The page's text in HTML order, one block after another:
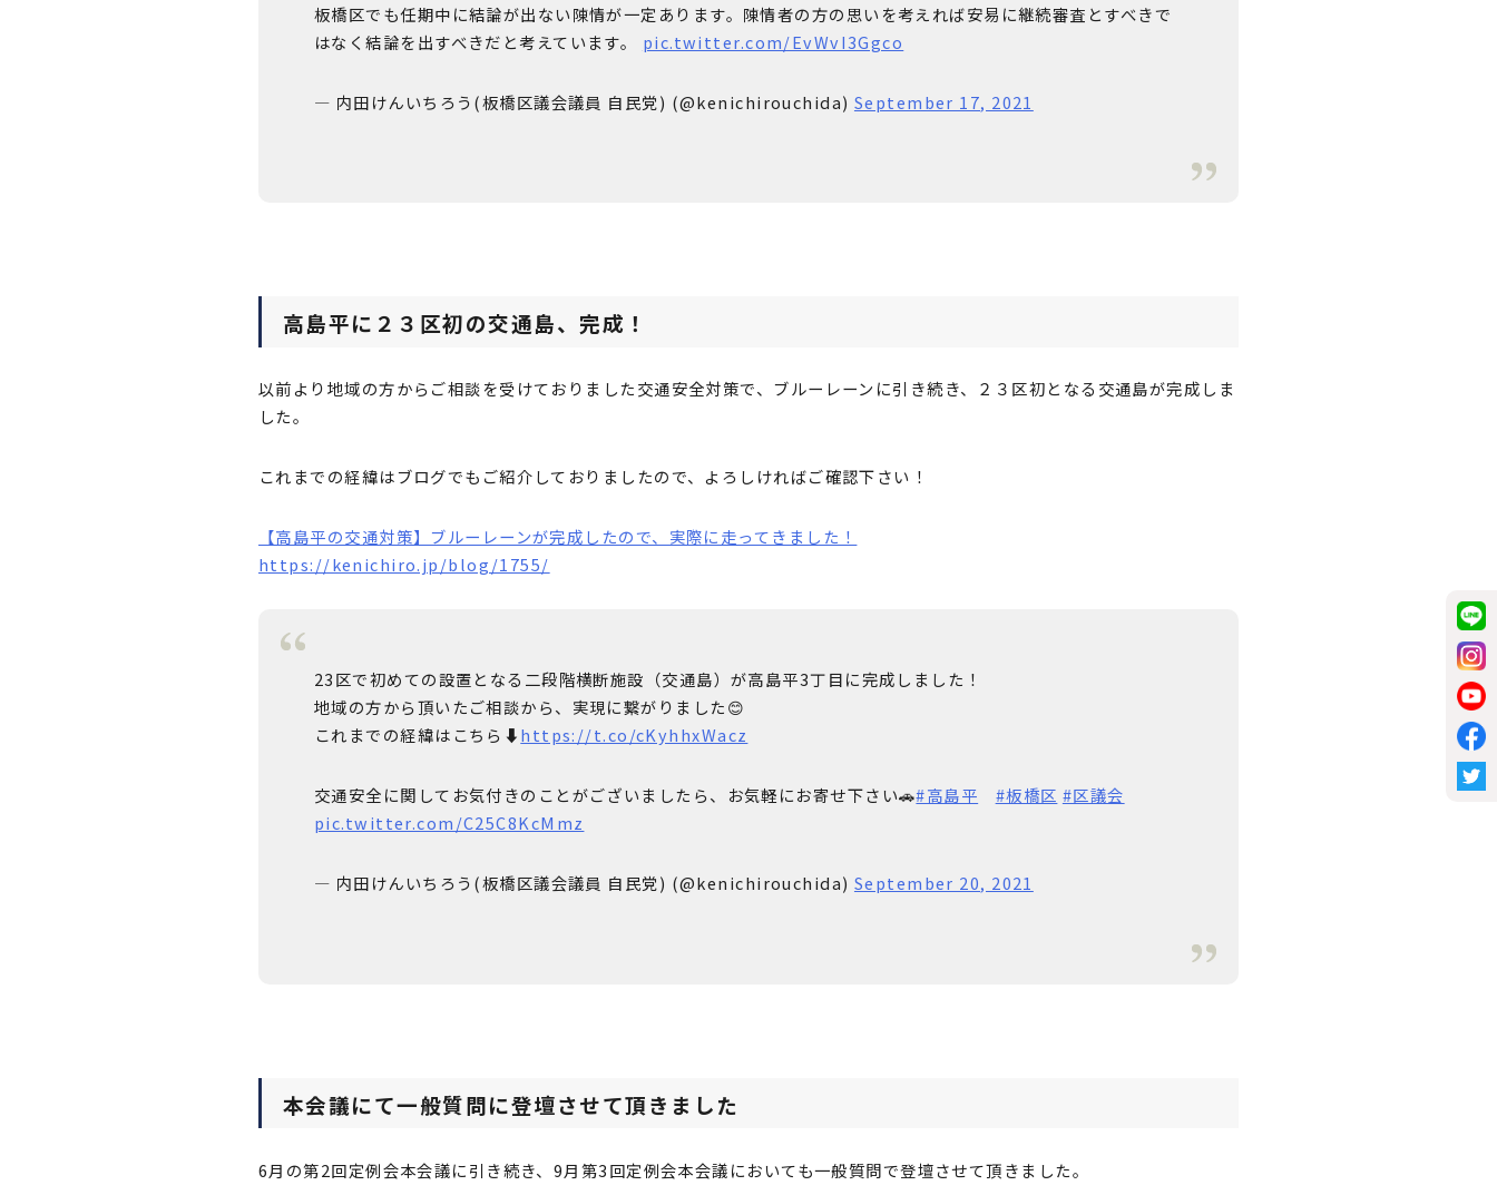
板橋区でも任期中に結論が出ない陳情が一定あります。陳情者の方の思いを考えれば安易に継続審査とすべきで
はなく結論を出すべきだと考えています。 pic.twitter.com/EvWvI3Ggco
— 内田けんいちろう(板橋区議会議員 自民党) (@kenichirouchida) September 17, 2021
高島平に２３区初の交通島、完成！
以前より地域の方からご相談を受けておりました交通安全対策で、ブルーレーンに引き続き、２３区初となる交通島が完成しま
した。
これまでの経緯はブログでもご紹介しておりましたので、よろしければご確認下さい！
【高島平の交通対策】ブルーレーンが完成したので、実際に走ってきました！
https://kenichiro.jp/blog/1755/
23区で初めての設置となる二段階横断施設（交通島）が高島平3丁目に完成しました！
地域の方から頂いたご相談から、実現に繋がりました😊
これまでの経緯はこちら⬇︎https://t.co/cKyhhxWacz
交通安全に関してお気付きのことがございましたら、お気軽にお寄せ下さい🚗#高島平 #板橋区 #区議会
pic.twitter.com/C25C8KcMmz
— 内田けんいちろう(板橋区議会議員 自民党) (@kenichirouchida) September 20, 2021
本会議にて一般質問に登壇させて頂きました
6月の第2回定例会本会議に引き続き、9月第3回定例会本会議においても一般質問で登壇させて頂きました。